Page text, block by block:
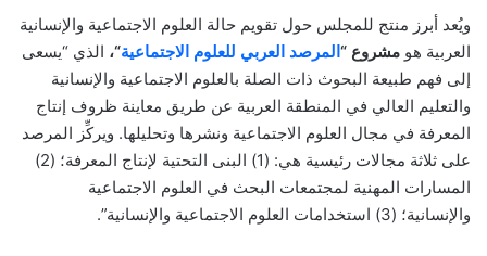
ويُعد أبرز منتج للمجلس حول تقويم حالة العلوم الاجتماعية والإنسانية
العربية هو مشروع “المرصد العربي للعلوم الاجتماعية“، الذي “يسعى
إلى فهم طبيعة البحوث ذات الصلة بالعلوم الاجتماعية والإنسانية
والتعليم العالي في المنطقة العربية عن طريق معاينة ظروف إنتاج
المعرفة في مجال العلوم الاجتماعية ونشرها وتحليلها. ويركِّز المرصد
على ثلاثة مجالات رئيسية هي: (1) البنى التحتية لإنتاج المعرفة؛ (2)
المسارات المهنية لمجتمعات البحث في العلوم الاجتماعية
والإنسانية؛ (3) استخدامات العلوم الاجتماعية والإنسانية”.